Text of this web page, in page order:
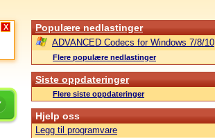
X Populære nedlastinger
ADVANCED Codecs for Windows 7/8/10
Flere populære nedlastinger
Siste oppdateringer
Flere siste oppdateringer
Hjelp oss
Legg til programvare